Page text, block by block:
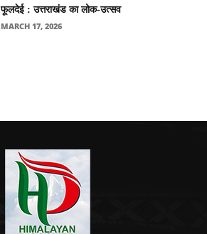
फूलदेई : उत्तराखंड का लोक-उत्सव
MARCH 17, 2026